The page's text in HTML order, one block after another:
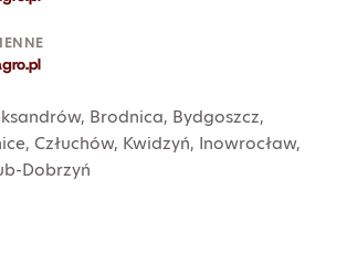
, Brodnica, Bydgoszcz,
, Człuchów, Kwidzyń, Inowrocław,
Dobrzyń